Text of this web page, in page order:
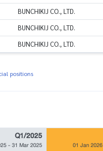
BUNCHIKIJ CO., LTD.
BUNCHIKIJ CO., LTD.
BUNCHIKIJ CO., LTD.
positions
Q1/2025
-31 Mar 2025 01 Jan 2026